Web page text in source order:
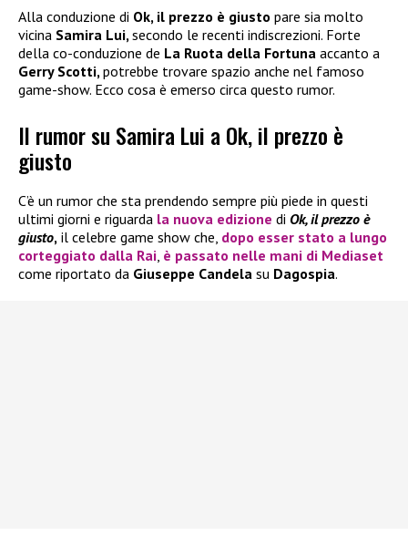
Alla conduzione di Ok, il prezzo è giusto pare sia molto
vicina Samira Lui, secondo le recenti indiscrezioni. Forte
della co-conduzione de La Ruota della Fortuna accanto a
Gerry Scotti, potrebbe trovare spazio anche nel famoso
game-show. Ecco cosa è emerso circa questo rumor.
Il rumor su Samira Lui a Ok, il prezzo è
giusto
C’è un rumor che sta prendendo sempre più piede in questi
ultimi giorni e riguarda la nuova edizione di Ok, il prezzo è
giusto, il celebre game show che, dopo esser stato a lungo
corteggiato dalla Rai, è passato nelle mani di Mediaset
come riportato da Giuseppe Candela su Dagospia.